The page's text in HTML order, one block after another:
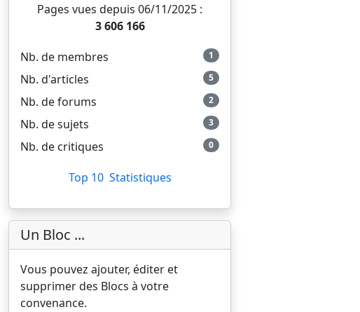
Pages vues depuis 06/11/2025 :
3 606 166
Nb. de membres
1
Nb. d'articles 5
Nb. de forums 2
Nb. de sujets 3
Nb. de critiques 0
Top 10 Statistiques
Un Bloc ...
Vous pouvez ajouter, éditer et
supprimer des Blocs à votre
convenance.